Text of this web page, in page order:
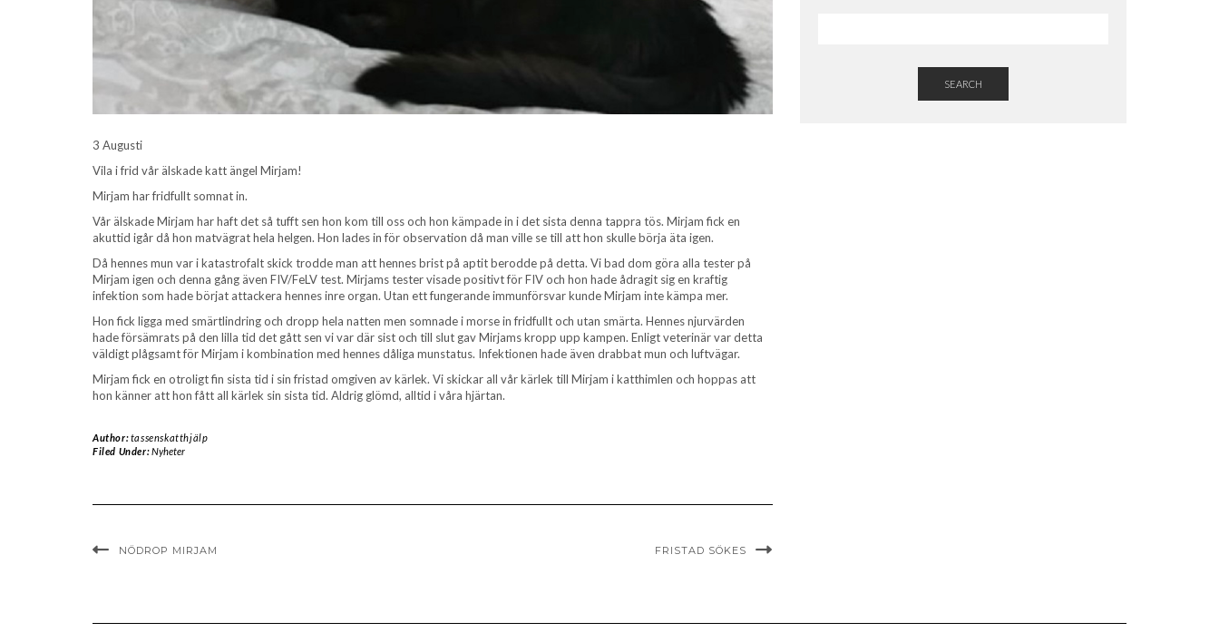
3 Augusti
Vila i frid vår älskade katt ängel Mirjam!
Mirjam har fridfullt somnat in.
Vår älskade Mirjam har haft det så tufft sen hon kom till oss och hon kämpade in i det sista denna tappra tös. Mirjam fick en
akuttid igår då hon matvägrat hela helgen. Hon lades in för observation då man ville se till att hon skulle börja äta igen.
Då hennes mun var i katastrofalt skick trodde man att hennes brist på aptit berodde på detta. Vi bad dom göra alla tester på
Mirjam igen och denna gång även FIV/FeLV test. Mirjams tester visade positivt för FIV och hon hade ådragit sig en kraftig
infektion som hade börjat attackera hennes inre organ. Utan ett fungerande immunförsvar kunde Mirjam inte kämpa mer.
Hon fick ligga med smärtlindring och dropp hela natten men somnade i morse in fridfullt och utan smärta. Hennes njurvärden
hade försämrats på den lilla tid det gått sen vi var där sist och till slut gav Mirjams kropp upp kampen. Enligt veterinär var detta
väldigt plågsamt för Mirjam i kombination med hennes dåliga munstatus. Infektionen hade även drabbat mun och luftvägar.
Mirjam fick en otroligt fin sista tid i sin fristad omgiven av kärlek. Vi skickar all vår kärlek till Mirjam i katthimlen och hoppas att
hon känner att hon fått all kärlek sin sista tid. Aldrig glömd, alltid i våra hjärtan.
Author:tassenskatthjälp
Filed Under:Nyheter
NÖDROP MIRJAM FRISTAD SÖKES
SEARCH